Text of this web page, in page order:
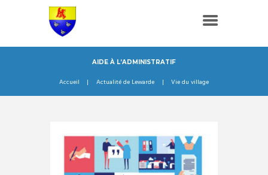
AIDE À L’ADMINISTRATIF
Accueil Actualité de Lewarde Vie du village